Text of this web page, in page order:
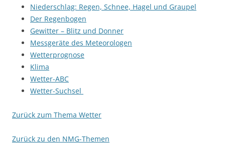
Niederschlag: Regen, Schnee, Hagel und Graupel
Der Regenbogen
Gewitter – Blitz und Donner
Messgeräte des Meteorologen
Wetterprognose
Klima
Wetter-ABC
Wetter-Suchsel
Zurück zum Thema Wetter
Zurück zu den NMG-Themen